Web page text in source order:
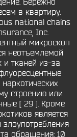
Бережно
в квартиру.
national chains
Inc.
микроскоп
неотъемлемой
и тканей из-за
строению или
[ 29 ]. Кроме
является
обращения: 10